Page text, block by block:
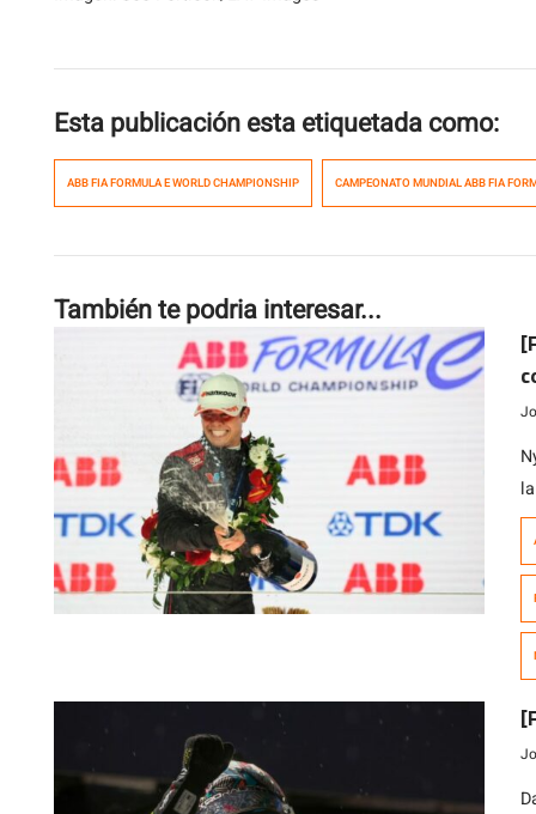
Esta publicación esta etiquetada como:
ABB FIA FORMULA E WORLD CHAMPIONSHIP CAMPEONATO MUNDIAL ABB FIA
También te podria interesar...